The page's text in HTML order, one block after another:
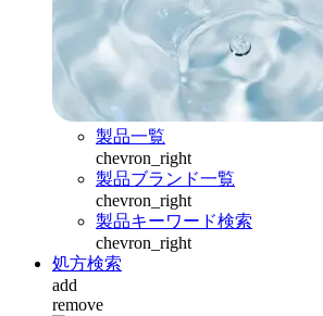
製品一覧
chevron_right
製品ブランド一覧
chevron_right
製品キーワード検索
chevron_right
処方検索
add
remove